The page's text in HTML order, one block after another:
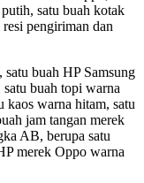
satu buah kotak
pengiriman dan
buah HP Samsung
buah topi warna
kaos warna hitam, satu
jam tangan merek
AB, berupa satu
merek Oppo warna